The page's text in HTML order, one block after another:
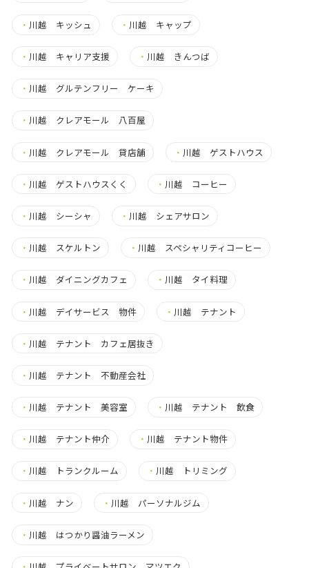
・ 川越 キッシュ ・ 川越 キャップ
・ 川越 キャリア支援 ・ 川越 きんつば
・ 川越 グルテンフリー ケーキ
・ 川越 クレアモール 八百屋
・ 川越 クレアモール 貸店舗 ・ 川越 ゲストハウス
・ 川越 ゲストハウスくく ・ 川越 コーヒー
・ 川越 シーシャ ・ 川越 シェアサロン
・ 川越 スケルトン ・ 川越 スペシャリティコーヒー
・ 川越 ダイニングカフェ ・ 川越 タイ料理
・ 川越 デイサービス 物件 ・ 川越 テナント
・ 川越 テナント カフェ居抜き
・ 川越 テナント 不動産会社
・ 川越 テナント 美容室 ・ 川越 テナント 飲食
・ 川越 テナント仲介 ・ 川越 テナント物件
・ 川越 トランクルーム ・ 川越 トリミング
・ 川越 ナン ・ 川越 パーソナルジム
・ 川越 はつかり醤油ラーメン